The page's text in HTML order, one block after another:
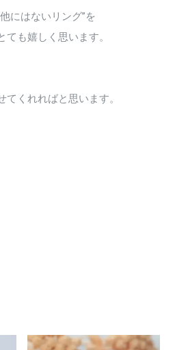
にはないリング”を
も嬉しく思います。
くれればと思います。